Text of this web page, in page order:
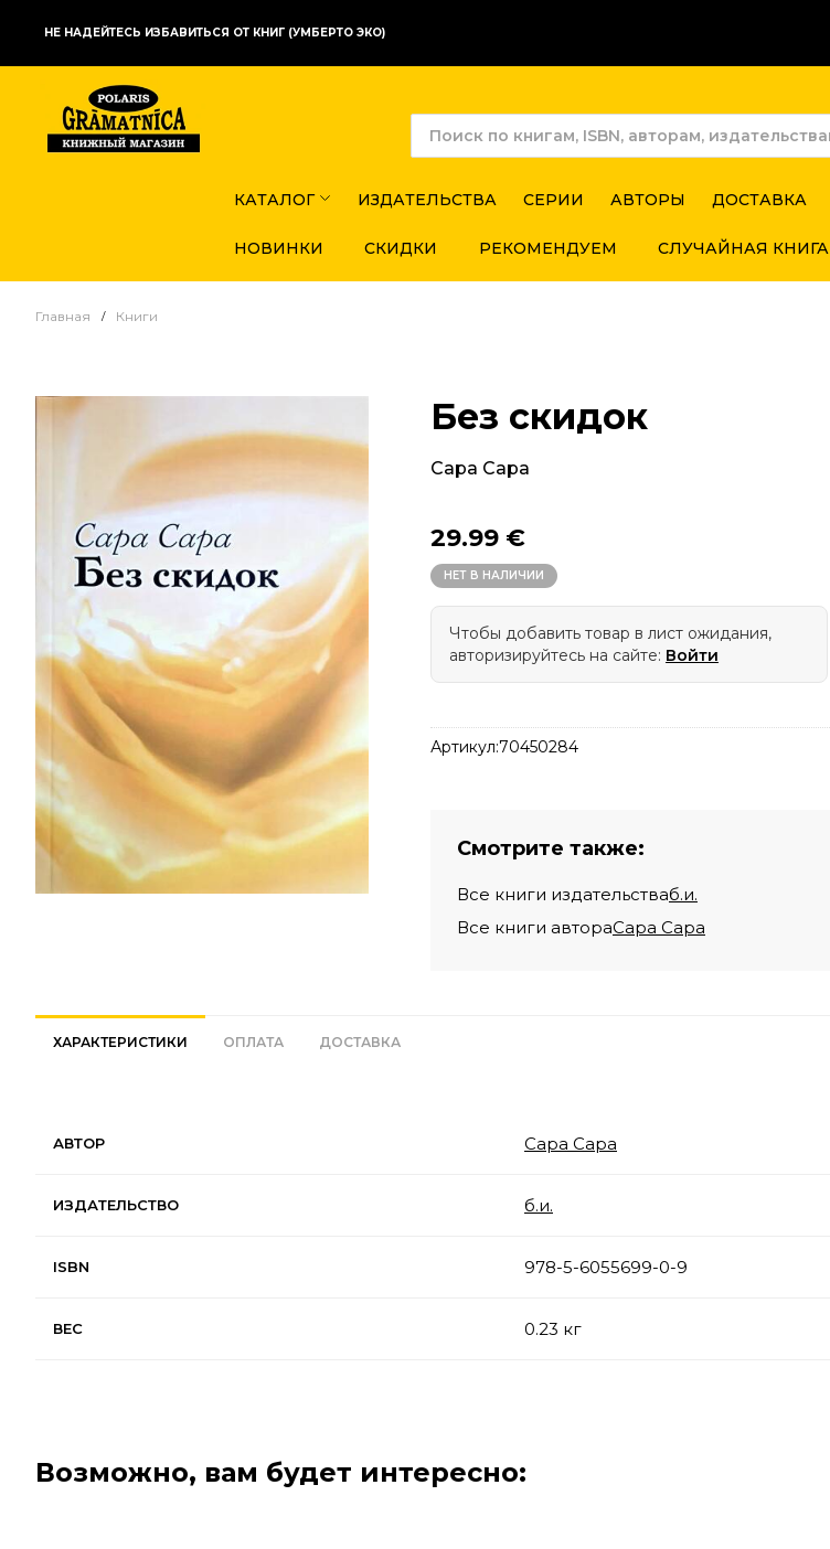
НЕ НАДЕЙТЕСЬ ИЗБАВИТЬСЯ ОТ КНИГ (УМБЕРТО ЭКО)
КАТАЛОГ ИЗДАТЕЛЬСТВА СЕРИИ АВТОРЫ ДОСТАВКА
НОВИНКИ СКИДКИ РЕКОМЕНДУЕМ СЛУЧАЙНАЯ КНИГА
Главная Книги
Без скидок
Сара Сара
29.99 €
НЕТ В НАЛИЧИИ
Чтобы добавить товар в лист ожидания,
авторизируйтесь на сайте: Войти
Артикул:70450284
Смотрите также:
Все книги издательстваб.и.
Все книги автораСара Сара
ХАРАКТЕРИСТИКИ ОПЛАТА ДОСТАВКА
АВТОР Сара Сара
ИЗДАТЕЛЬСТВО б.и.
ISBN 978-5-6055699-0-9
ВЕС 0.23 кг
Возможно, вам будет интересно: